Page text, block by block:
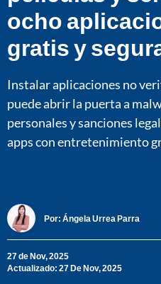
ocho
gratis y
Instalar aplicaciones no
puede abrir la puerta a
personales y sanciones
apps con entretenimiento
Por: Ángela Urrea Parra
27 de Nov, 2025
Actualizado: 27 De Nov, 2025